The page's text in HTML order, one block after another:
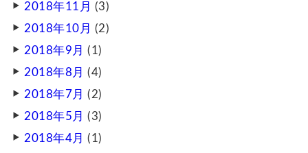
2018年11月 (3)
2018年10月 (2)
2018年9月 (1)
2018年8月 (4)
2018年7月 (2)
2018年5月 (3)
2018年4月 (1)